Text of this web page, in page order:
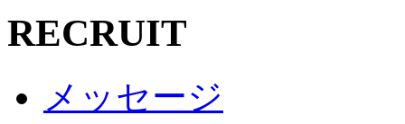
RECRUIT
メッセージ